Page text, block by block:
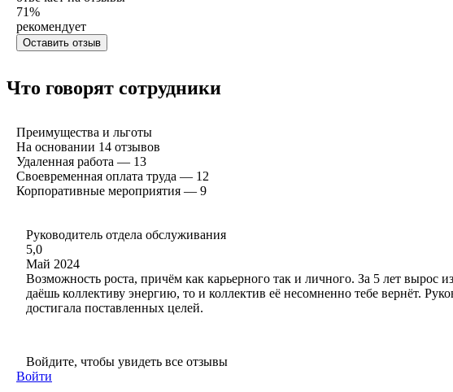
71%
рекомендует
Оставить отзыв
Что говорят сотрудники
Преимущества и льготы
На основании 14 отзывов
Удаленная работа — 13
Своевременная оплата труда — 12
Корпоративные мероприятия — 9
Руководитель отдела обслуживания
5,0
Май 2024
Возможность роста, причём как карьерного так и личного. За 5 лет вырос
даёшь коллективу энергию, то и коллектив её несомненно тебе вернёт.
достигала поставленных целей.
Войдите, чтобы увидеть все отзывы
Войти